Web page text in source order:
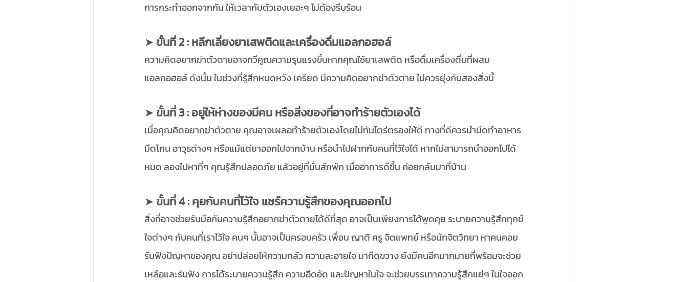
การกระทำออกจากกัน ให้เวลากับตัวเองเยอะๆ ไม่ต้องรีบร้อน
➤ ขั้นที่ 2 : หลีกเลี่ยงยาเสพติดและเครื่องดื่มแอลกอฮอล์
ความคิดอยากฆ่าตัวตายอาจทวีคูณความรุนแรงขึ้นหากคุณใช้ยาเสพติด หรือดื่มเครื่องดื่มที่ผสม
แอลกอฮอล์ ดังนั้น ในช่วงที่รู้สึกหมดหวัง เครียด มีความคิดอยากฆ่าตัวตาย ไม่ควรยุ่งกับสองสิ่งนี้
➤ ขั้นที่ 3 : อยู่ให้ห่างของมีคม หรือสิ่งของที่อาจทำร้ายตัวเองได้
เมื่อคุณคิดอยากฆ่าตัวตาย คุณอาจเผลอทำร้ายตัวเองโดยไม่ทันไตร่ตรองให้ดี ทางที่ดีควรนำมีดทำอาหาร
มีดโกน อาวุธต่างๆ หรือแม้แต่ยาออกไปจากบ้าน หรือนำไปฝากกับคนที่ไว้ใจได้ หากไม่สามารถนำออกไปได้
หมด ลองไปหาที่ๆ คุณรู้สึกปลอดภัย แล้วอยู่ที่นั่นสักพัก เมื่ออาการดีขึ้น ค่อยกลับมาที่บ้าน
➤ ขั้นที่ 4 : คุยกับคนที่ไว้ใจ แชร์ความรู้สึกของคุณออกไป
สิ่งที่อาจช่วยรับมือกับความรู้สึกอยากฆ่าตัวตายได้ดีที่สุด อาจเป็นเพียงการได้พูดคุย ระบายความรู้สึกทุกข์
ใจต่างๆ กับคนที่เราไว้ใจ คนๆ นั้นอาจเป็นครอบครัว เพื่อน ญาติ ครู จิตแพทย์ หรือนักจิตวิทยา หาคนคอย
รับฟังปัญหาของคุณ อย่าปล่อยให้ความกลัว ความละอายใจ มากีดขวาง ยังมีคนอีกมากมายที่พร้อมจะช่วย
เหลือและรับฟัง การได้ระบายความรู้สึก ความอึดอัด และปัญหาในใจ จะช่วยบรรเทาความรู้สึกแย่ๆ ในใจออก